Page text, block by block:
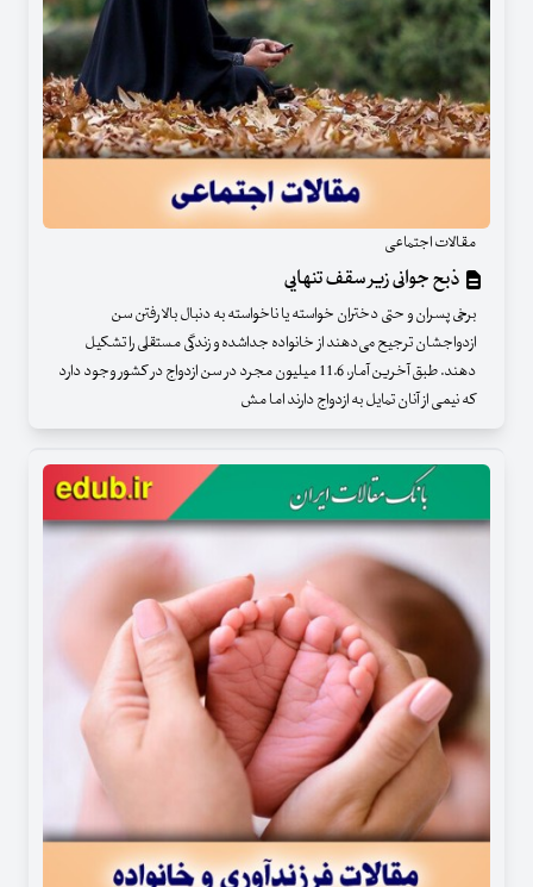
مقالات اجتماعی
ذبح جوانی زیر سقف تنهایی
برخی پسران و حتی دختران خواسته یا ناخواسته به دنبال بالا رفتن سن
ازدواجشان ترجیح می‌دهند از خانواده جداشده و زندگی مستقلی را تشکیل
دهند. طبق آخرین آمار، 11.6 میلیون مجرد در سن ازدواج در کشور وجود دارد
که نیمی از آنان تمایل به ازدواج دارند اما مش